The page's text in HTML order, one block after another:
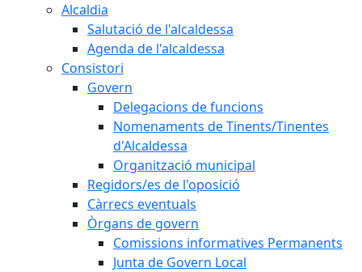
Alcaldia
Salutació de l'alcaldessa
Agenda de l'alcaldessa
Consistori
Govern
Delegacions de funcions
Nomenaments de Tinents/Tinentes
d'Alcaldessa
Organització municipal
Regidors/es de l'oposició
Càrrecs eventuals
Òrgans de govern
Comissions informatives Permanents
Junta de Govern Local